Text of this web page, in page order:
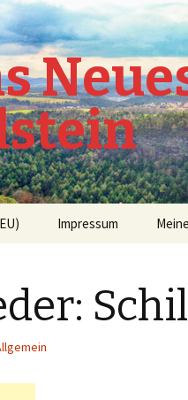
Impressum